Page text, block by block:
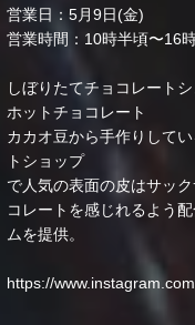
営業日：5月9日(金)
営業時間：10時半頃〜16
しぼりたてチョコレート
ホットチョコレート
カカオ豆から手作りして
トショップ
で人気の表面の皮はサッ
コレートを感じれるよう
ムを提供。
https://